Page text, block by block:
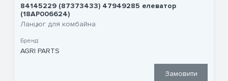
84145229 (87373433) 47949285 елеватор
(18AP006624)
Ланцюг для комбайна
Бренд:
AGRI PARTS
Замовити